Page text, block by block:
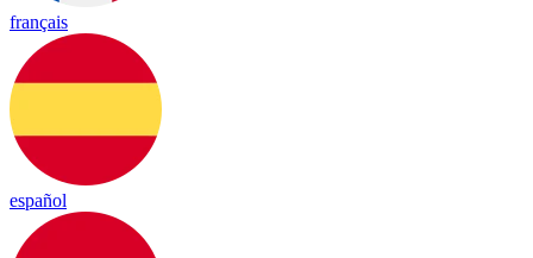
français
español